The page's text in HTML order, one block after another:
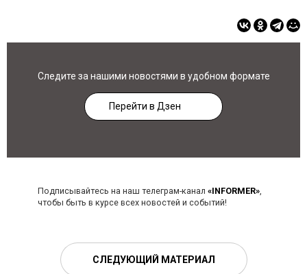
Следите за нашими новостями в удобном формате
Перейти в Дзен
Подписывайтесь на наш телеграм-канал «INFORMER»,
чтобы быть в курсе всех новостей и событий!
СЛЕДУЮЩИЙ МАТЕРИАЛ